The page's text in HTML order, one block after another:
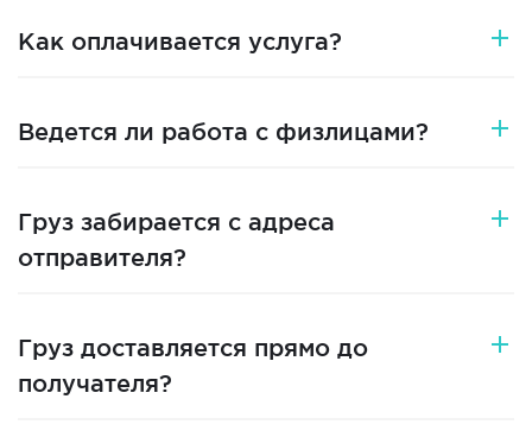
Как оплачивается услуга?
Ведется ли работа с физлицами?
Груз забирается с адреса
отправителя?
Груз доставляется прямо до
получателя?